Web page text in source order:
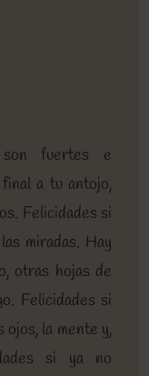
fuertes e
a tu antojo,
Felicidades si
miradas. Hay
otras hojas de
Felicidades si
la mente y,
si ya no